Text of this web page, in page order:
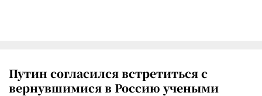
Путин согласился встретиться с
вернувшимися в Россию учеными